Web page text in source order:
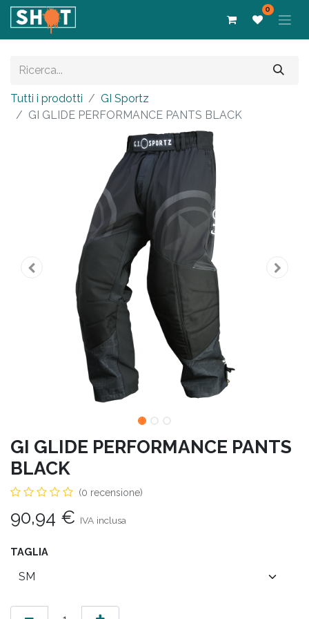
0
Tutti i prodotti
GI Sportz
GI GLIDE PERFORMANCE PANTS BLACK
GI GLIDE PERFORMANCE PANTS
BLACK
(0 recensione)
90,94 € IVA inclusa
TAGLIA